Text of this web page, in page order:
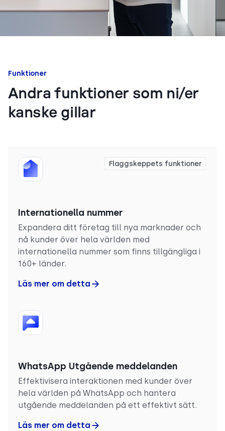
Funktioner
Andra funktioner som ni/er
kanske gillar
Flaggskeppets funktioner
Internationella nummer
Expandera ditt företag till nya marknader och
nå kunder över hela världen med
internationella nummer som finns tillgängliga i
160+ länder.
Läs mer om detta
WhatsApp Utgående meddelanden
Effektivisera interaktionen med kunder över
hela världen på WhatsApp och hantera
utgående meddelanden på ett effektivt sätt.
Läs mer om detta